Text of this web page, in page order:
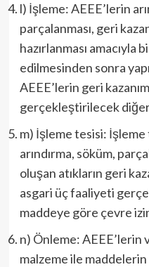
l) İşleme: AEEE’lerin
parçalanması, geri
hazırlanması amacıyla
edilmesinden sonra
AEEE’lerin geri
gerçekleştirilecek
m) İşleme tesisi: İşleme
arındırma, söküm,
oluşan atıkların geri
asgari üç faaliyeti
maddeye göre çevre
n) Önleme: AEEE’lerin
malzeme ile